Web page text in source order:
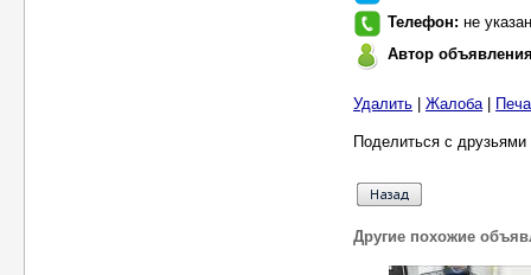
Телефон: не указан
Автор
Удалить Жалоба|
Поделиться с
Другие похожие